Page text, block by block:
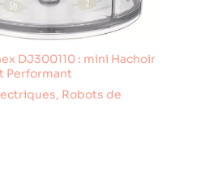
DJ300110 : mini Hachoir
Performant
, Robots de